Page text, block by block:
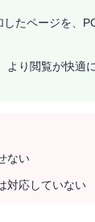
したページを、
より閲覧が快適
ない
対応していない